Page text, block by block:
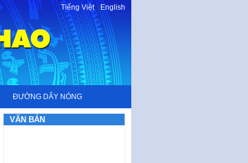
Tiếng Việt-English
ĐƯỜNG DÂY NÓNG
VĂN BẢN